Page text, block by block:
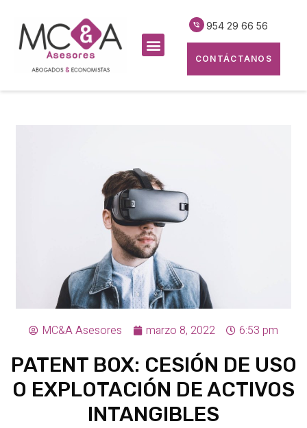
954 29 66 56
CONTÁCTANOS
MC&A Asesores marzo 8, 2022 6:53 pm
PATENT BOX: CESIÓN DE USO
O EXPLOTACIÓN DE ACTIVOS
INTANGIBLES